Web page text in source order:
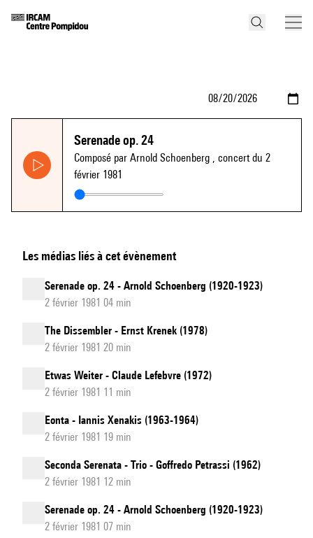
Serenade op. 24
Composé par Arnold Schoenberg , concert du 2
février 1981
Les médias liés à cet évènement
Serenade op. 24 - Arnold Schoenberg (1920-1923)
2 février 1981 04 min
The Dissembler - Ernst Krenek (1978)
2 février 1981 20 min
Etwas Weiter - Claude Lefebvre (1972)
2 février 1981 11 min
Eonta - Iannis Xenakis (1963-1964)
2 février 1981 19 min
Seconda Serenata - Trio - Goffredo Petrassi (1962)
2 février 1981 12 min
Serenade op. 24 - Arnold Schoenberg (1920-1923)
2 février 1981 07 min